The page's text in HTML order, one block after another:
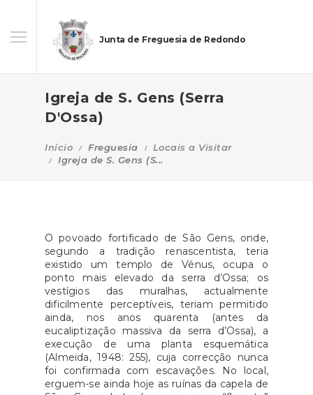
Junta de Freguesia de Redondo
Igreja de S. Gens (Serra
D'Ossa)
Início Freguesia
Locais a Visitar
Igreja de S. Gens (S...
O povoado fortificado de São Gens, onde,
segundo a tradição renascentista, teria
existido um templo de Vénus, ocupa o
ponto mais elevado da serra d’Ossa; os
vestígios das muralhas, actualmente
dificilmente perceptíveis, teriam permitido
ainda, nos anos quarenta (antes da
eucaliptização massiva da serra d’Ossa), a
execução de uma planta esquemática
(Almeida, 1948: 255), cuja correcção nunca
foi confirmada com escavações. No local,
erguem-se ainda hoje as ruínas da capela de